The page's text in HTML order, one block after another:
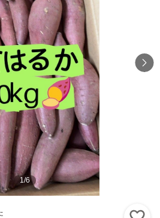
1/6